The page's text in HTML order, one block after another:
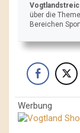
über die
Bereichen
Werbung